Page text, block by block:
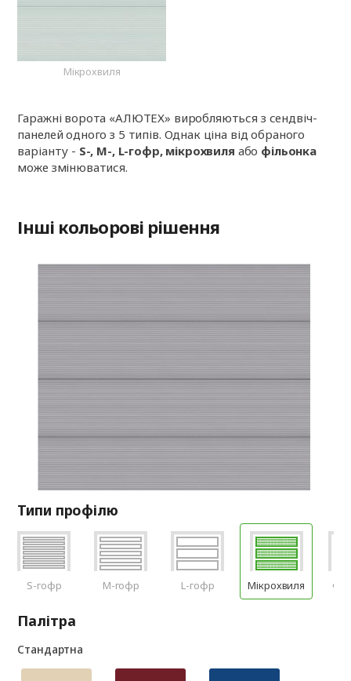
Мікрохвиля
Гаражні ворота «АЛЮТЕХ» виробляються з сендвіч-
панелей одного з 5 типів. Однак ціна від обраного
варіанту - S-, M-, L-гофр, мікрохвиля або фільонка
може змінюватися.
Інші кольорові рішення
Типи профілю
S-гофр M-гофр L-гофр Мікрохвиля
Палітра
Стандартна